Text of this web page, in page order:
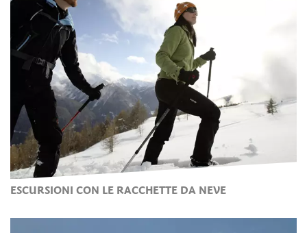
ESCURSIONI CON LE RACCHETTE DA NEVE